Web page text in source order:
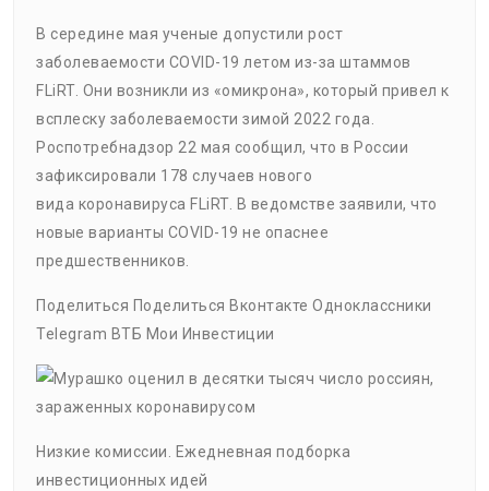
В середине мая ученые допустили рост
заболеваемости COVID-19 летом из-за штаммов
FLiRT. Они возникли из «омикрона», который привел к
всплеску заболеваемости зимой 2022 года.
Роспотребнадзор 22 мая сообщил, что в России
зафиксировали 178 случаев нового
вида коронавируса FLiRT. В ведомстве заявили, что
новые варианты COVID-19 не опаснее
предшественников.
Поделиться Поделиться Вконтакте Одноклассники
Telegram ВТБ Мои Инвестиции
Низкие комиссии. Ежедневная подборка
инвестиционных идей